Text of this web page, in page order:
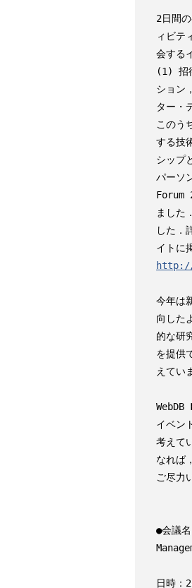
2日間
ィビテ
会する
(1) 招
ション
ター・
このう
する技
シップ
パーソ
Forum
ました
した．
http://
今年は
向した
的な研
を提供
えてい
イベン
考えて
なれば
ご尽力
●会議
日時：